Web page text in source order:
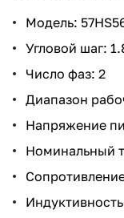
Модель:
Угловой шаг:
Число фаз: 2
Диапазон
Напряжение
Номинальный